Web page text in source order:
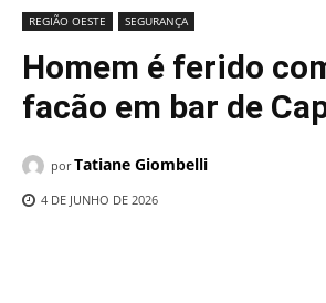
REGIÃO OESTE SEGURANÇA
Homem é ferido
facão em bar de
por Tatiane Giombelli
4 DE JUNHO DE 2026